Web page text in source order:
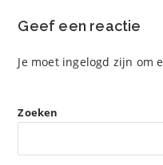
Geef een reactie
Je moet ingelogd zijn om
Zoeken